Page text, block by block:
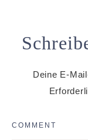
Deine E-
COMMENT